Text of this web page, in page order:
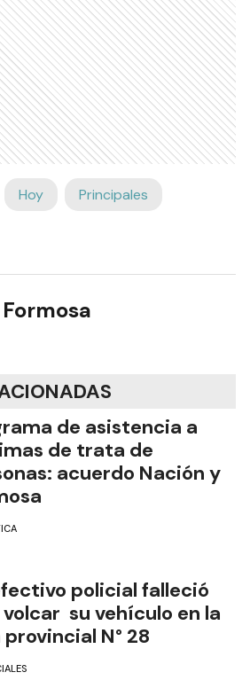
Hoy Principales
de asistencia a
de trata de
acuerdo Nación y
policial falleció
su vehículo en la
N° 28